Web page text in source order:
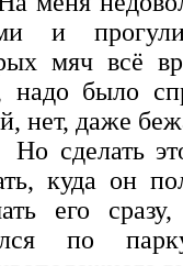
и
мяч всё
надо было
нет, даже
куда он
его
по